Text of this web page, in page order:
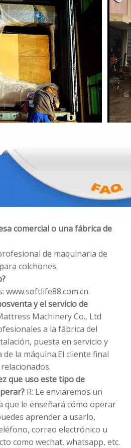
comercial o una fábrica de
de maquinaria de
colchones.
www.softlife88.com.cn.
y el servicio de
Machinery Co., Ltd
a la fábrica del
puesta en servicio y
la máquina.El cliente final
que uso este tipo de
R: Le enviaremos un
que le enseñará cómo operar
aprender a usarlo,
correo electrónico u
como wechat, whatsapp, etc.